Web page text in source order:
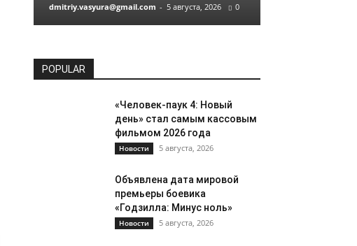
dmitriy.vasyura@gmail.com - 5 августа, 2026 0
POPULAR
«Человек-паук 4: Новый
день» стал самым кассовым
фильмом 2026 года
Новости 5 августа, 2026
Объявлена дата мировой
премьеры боевика
«Годзилла: Минус ноль»
Новости 5 августа, 2026